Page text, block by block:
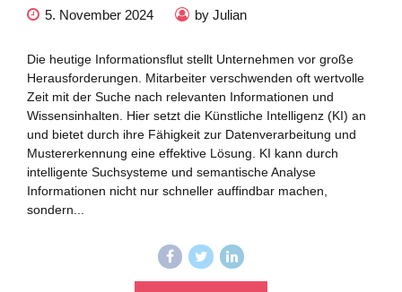
5. November 2024 by Julian
Die heutige Informationsflut stellt Unternehmen vor große
Herausforderungen. Mitarbeiter verschwenden oft wertvolle
Zeit mit der Suche nach relevanten Informationen und
Wissensinhalten. Hier setzt die Künstliche Intelligenz (KI) an
und bietet durch ihre Fähigkeit zur Datenverarbeitung und
Mustererkennung eine effektive Lösung. KI kann durch
intelligente Suchsysteme und semantische Analyse
Informationen nicht nur schneller auffindbar machen,
sondern...